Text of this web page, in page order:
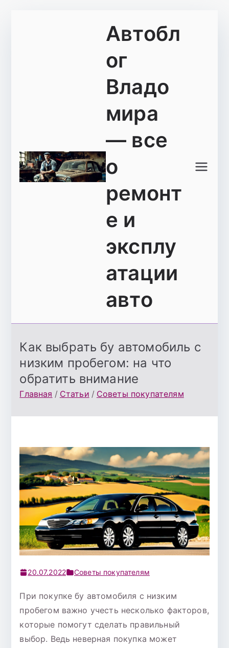
Автобл
ог
Владо
мира
— все
о
ремонт
е и
эксплу
атации
авто
Как выбрать бу автомобиль с
низким пробегом: на что
обратить внимание
Главная Статьи Советы покупателям
20.07.2022 Советы покупателям
При покупке бу автомобиля с низким
пробегом важно учесть несколько факторов,
которые помогут сделать правильный
выбор. Ведь неверная покупка может